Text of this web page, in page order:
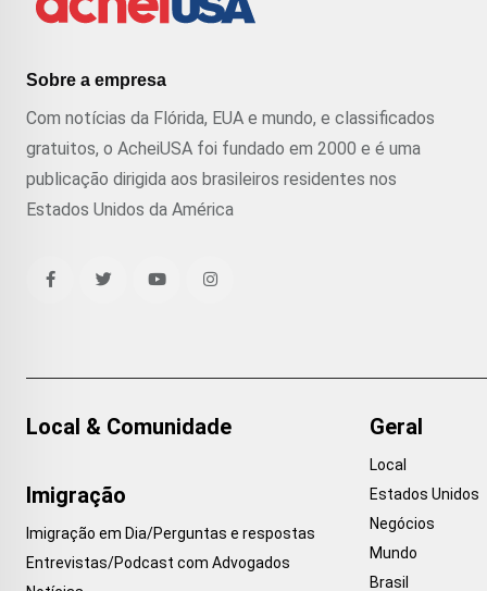
Sobre a empresa
Com notícias da Flórida, EUA e mundo, e classificados
gratuitos, o AcheiUSA foi fundado em 2000 e é uma
publicação dirigida aos brasileiros residentes nos
Estados Unidos da América
Local & Comunidade
Imigração
Imigração em Dia/Perguntas e respostas
Entrevistas/Podcast com Advogados
Geral
Local
Estados Unidos
Negócios
Mundo
Brasil